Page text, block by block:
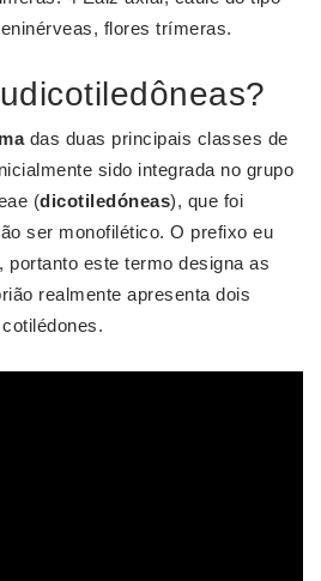
flores trímeras.
das duas principais classes de
sido integrada no grupo
(dicotiledóneas), que foi
ser monofilético. O prefixo eu
portanto este termo designa as
realmente apresenta dois
cotilédones.